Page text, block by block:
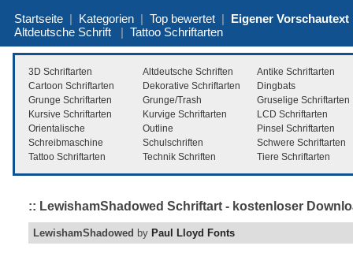
Startseite | Kategorien | Top bewertet | Eigener Vorschautext
Altdeutsche Schrift | Tattoo Schriftarten
3D Schriftarten Altdeutsche Schriften
Antike Schriftarten
Cartoon Schriftarten
Dekorative Schriftarten
Dingbats
Grunge Schriftarten
Grunge/Trash
Gruselige Schriftarten
Kursive Schriftarten
Kurvige Schriftarten
LCD Schriftarten
Orientalische
Outline
Pinsel Schriftarten
Schreibmaschine
Schulschriften
Schwere Schriftarten
Tattoo Schriftarten
Technik Schriften Tiere Schriftarten
:: LewishamShadowed Schriftart - kostenloser
LewishamShadowed by Paul Lloyd Fonts